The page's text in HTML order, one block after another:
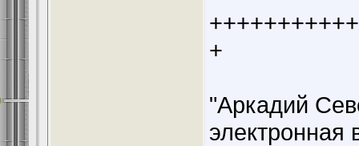
+
"Аркадий
электронная